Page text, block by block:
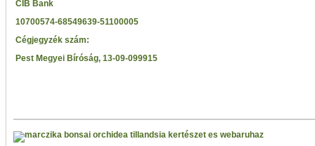
CIB Bank
10700574-68549639-51100005
Cégjegyzék szám:
Pest Megyei Bíróság, 13-09-099915